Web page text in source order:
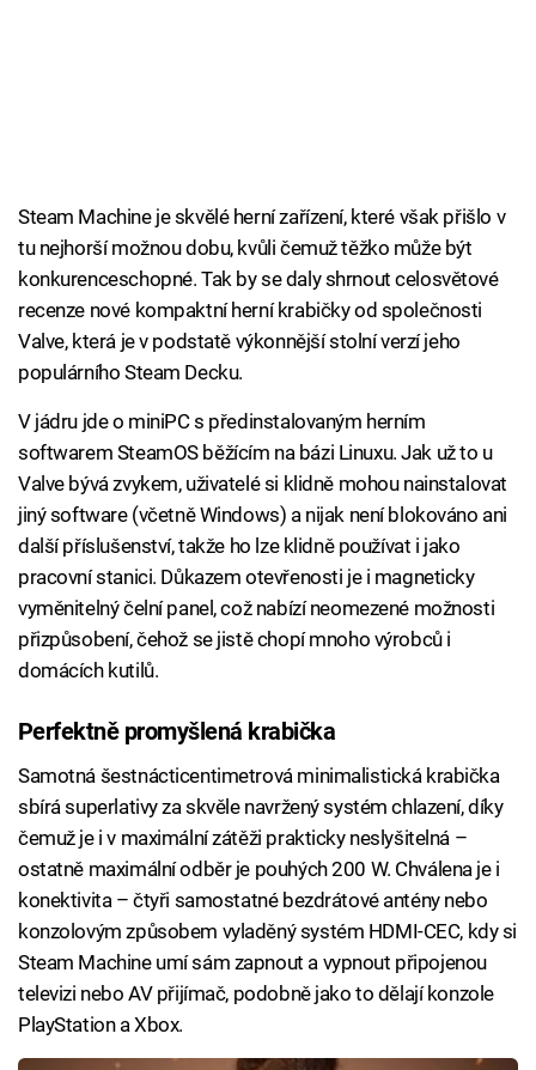
Steam Machine je skvělé herní zařízení, které však přišlo v
tu nejhorší možnou dobu, kvůli čemuž těžko může být
konkurenceschopné. Tak by se daly shrnout celosvětové
recenze nové kompaktní herní krabičky od společnosti
Valve, která je v podstatě výkonnější stolní verzí jeho
populárního Steam Decku.
V jádru jde o miniPC s předinstalovaným herním
softwarem SteamOS běžícím na bázi Linuxu. Jak už to u
Valve bývá zvykem, uživatelé si klidně mohou nainstalovat
jiný software (včetně Windows) a nijak není blokováno ani
další příslušenství, takže ho lze klidně používat i jako
pracovní stanici. Důkazem otevřenosti je i magneticky
vyměnitelný čelní panel, což nabízí neomezené možnosti
přizpůsobení, čehož se jistě chopí mnoho výrobců i
domácích kutilů.
Perfektně promyšlená krabička
Samotná šestnácticentimetrová minimalistická krabička
sbírá superlativy za skvěle navržený systém chlazení, díky
čemuž je i v maximální zátěži prakticky neslyšitelná –
ostatně maximální odběr je pouhých 200 W. Chválena je i
konektivita – čtyři samostatné bezdrátové antény nebo
konzolovým způsobem vyladěný systém HDMI-CEC, kdy si
Steam Machine umí sám zapnout a vypnout připojenou
televizi nebo AV přijímač, podobně jako to dělají konzole
PlayStation a Xbox.